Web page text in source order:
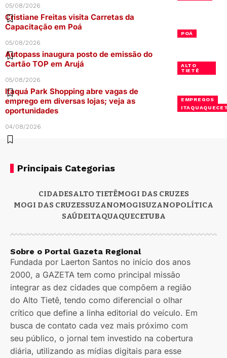
05/08/2026
POÁ
Cristiane Freitas visita Carretas da
Capacitação em Poá
05/08/2026
ALTO
TIETÊ
Autopass inaugura posto de emissão do
Cartão TOP em Arujá
05/08/2026
EMPREGOS
Itaquá Park Shopping abre vagas de
emprego em diversas lojas; veja as
oportunidades
04/08/2026
Principais Categorias
CIDADESALTO TIETÊMOGI DAS CRUZES
MOGI DAS CRUZESSUZANOMOGISUZANOPOLÍTICA
SAÚDEITAQUAQUECETUBA
Sobre o Portal Gazeta Regional
Fundada por Laerton Santos no início dos anos
2000, a GAZETA tem como principal missão
integrar as dez cidades que compõem a região
do Alto Tietê, tendo como diferencial o olhar
crítico que define a linha editorial do veículo. Em
busca de contato cada vez mais próximo com
seu público, o jornal tem investido na cobertura
diária, utilizando as mídias digitais para esse